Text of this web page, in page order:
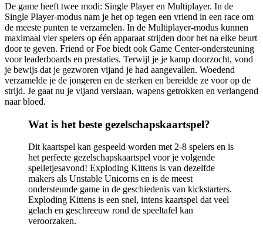
De game heeft twee modi: Single Player en Multiplayer. In de
Single Player-modus nam je het op tegen een vriend in een race om
de meeste punten te verzamelen. In de Multiplayer-modus kunnen
maximaal vier spelers op één apparaat strijden door het na elke beurt
door te geven. Friend or Foe biedt ook Game Center-ondersteuning
voor leaderboards en prestaties. Terwijl je je kamp doorzocht, vond
je bewijs dat je gezworen vijand je had aangevallen. Woedend
verzamelde je de jongeren en de sterken en bereidde ze voor op de
strijd. Je gaat nu je vijand verslaan, wapens getrokken en verlangend
naar bloed.
Wat is het beste gezelschapskaartspel?
Dit kaartspel kan gespeeld worden met 2-8 spelers en is
het perfecte gezelschapskaartspel voor je volgende
spelletjesavond! Exploding Kittens is van dezelfde
makers als Unstable Unicorns en is de meest
ondersteunde game in de geschiedenis van kickstarters.
Exploding Kittens is een snel, intens kaartspel dat veel
gelach en geschreeuw rond de speeltafel kan
veroorzaken.